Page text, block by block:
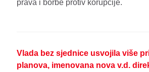
prava i borbe protiv korupcije.
Vlada bez sjednice usvojila više
planova, imenovana nova v.d.